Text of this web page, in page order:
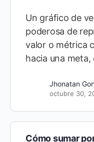
Un gráfico de
poderosa de
valor o métrica
hacia una
Jhonatan
octubre 30,
Cómo sumar